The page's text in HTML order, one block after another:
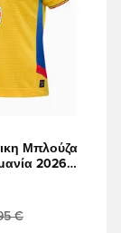
Μπλούζα
2026
€